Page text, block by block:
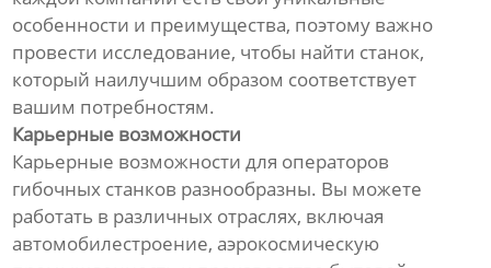
особенности и преимущества, поэтому важно
провести исследование, чтобы найти станок,
который наилучшим образом соответствует
вашим потребностям.
Карьерные возможности
Карьерные возможности для операторов
гибочных станков разнообразны. Вы можете
работать в различных отраслях, включая
автомобилестроение, аэрокосмическую